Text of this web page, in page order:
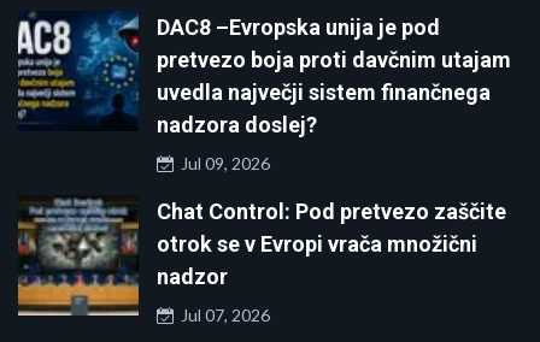
DAC8 –Evropska unija je pod
pretvezo boja proti davčnim utajam
uvedla največji sistem finančnega
nadzora doslej?
Jul 09, 2026
Chat Control: Pod pretvezo zaščite
otrok se v Evropi vrača množični
nadzor
Jul 07, 2026